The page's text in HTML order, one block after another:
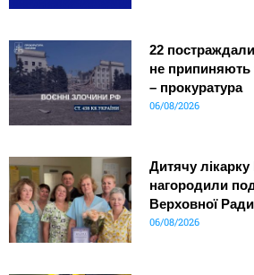
22
не
– прокуратура
06/08/2026
Дитячу
нагородили
Верховної
06/08/2026